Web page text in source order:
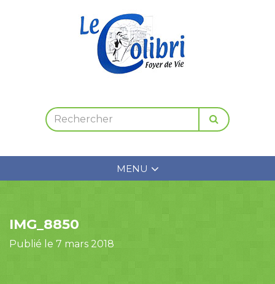
MENU
IMG_8850
Publié le 7 mars 2018